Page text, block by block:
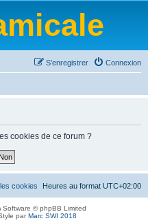
Connexion
S’enregistrer
cookies de ce forum ?
Heures au format UTC+02:00
cookies
Software © phpBB Limited
parMarc SWI 2018